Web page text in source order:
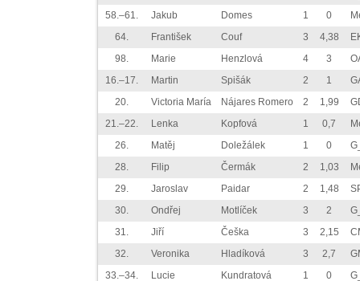
58.–61.
Jakub Domes 1 0
64.
František Couf 3 4,38
98.
Marie Henzlová 4 3
16.–17.
Martin Spišák 2 1
20.
Victoria María Nájares Romero 2 1,99
21.–22.
Lenka Kopfová 1 0,7
26.
Matěj Doležálek 1 0
28.
Filip Čermák 2 1,03
29.
Jaroslav Paidar 2 1,48
30.
Ondřej Motlíček 3 2
31.
Jiří Češka 3 2,15
32.
Veronika Hladíková 3 2,7
33.–34.
Lucie Kundratová 1 0